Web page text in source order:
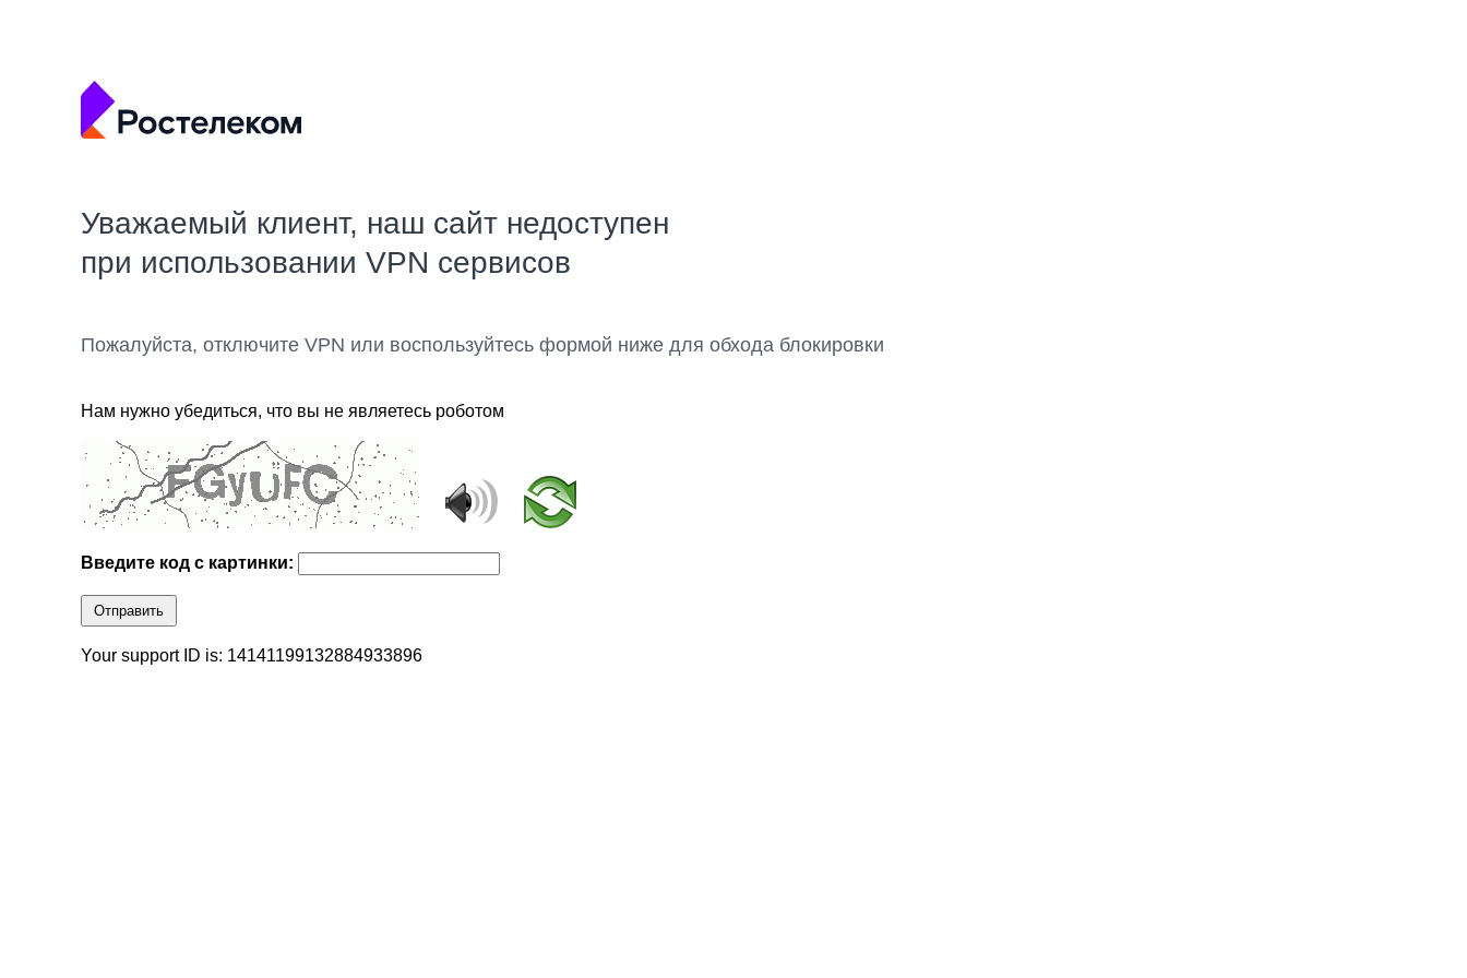
Уважаемый клиент, наш сайт недоступен
при использовании VPN сервисов
Пожалуйста, отключите VPN или воспользуйтесь формой ниже для обхода блокировки
Нам нужно убедиться, что вы не являетесь роботом
Введите код с картинки:
Отправить
Your support ID is: 14141199132884933896